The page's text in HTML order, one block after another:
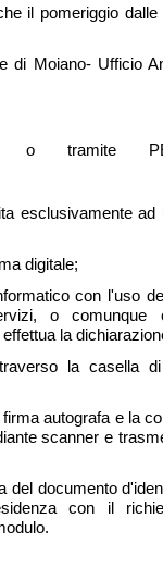
il pomeriggio
di Moiano- Ufficio
tramite
esclusivamente ad
digitale;
con l'uso
o comunque
la
la casella
autografa e la
scanner e
del documento
con il